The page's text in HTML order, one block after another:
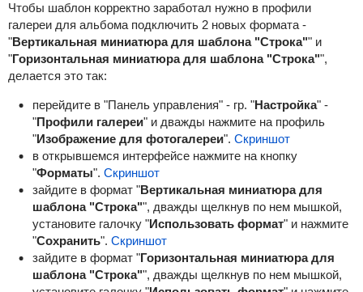
Чтобы шаблон корректно заработал нужно в профили
галереи для альбома подключить 2 новых формата -
"Вертикальная миниатюра для шаблона "Строка"" и
"Горизонтальная миниатюра для шаблона "Строка"",
делается это так:
перейдите в "Панель управления" - гр. "Настройка" -
"Профили галереи" и дважды нажмите на профиль
"Изображение для фотогалереи". Скриншот
в открывшемся интерфейсе нажмите на кнопку
"Форматы". Скриншот
зайдите в формат "Вертикальная миниатюра для
шаблона "Строка"", дважды щелкнув по нем мышкой,
установите галочку "Использовать формат" и нажмите
"Сохранить". Скриншот
зайдите в формат "Горизонтальная миниатюра для
шаблона "Строка"", дважды щелкнув по нем мышкой,